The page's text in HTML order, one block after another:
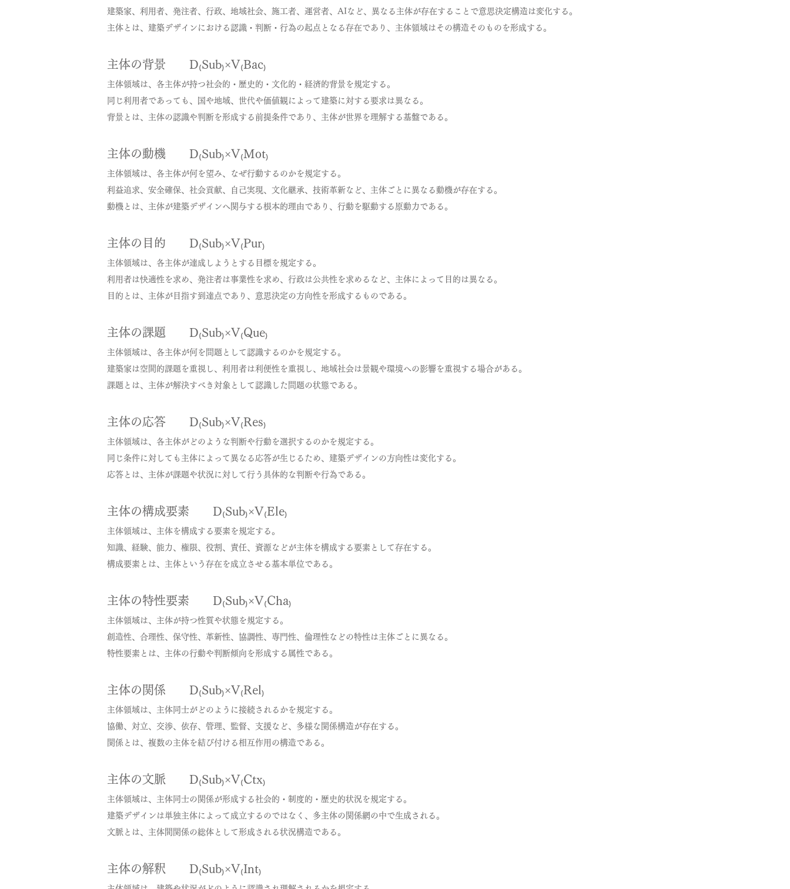
建築家、利用者、発注者、行政、地域社会、施工者、運営者、AIなど、異なる主体が存在することで意思決定構造は変化する。
主体とは、建築デザインにおける認識・判断・行為の起点となる存在であり、主体領域はその構造そのものを形成する。
主体の背景 D₍Sub₎×V₍Bac₎
主体領域は、各主体が持つ社会的・歴史的・文化的・経済的背景を規定する。
同じ利用者であっても、国や地域、世代や価値観によって建築に対する要求は異なる。
背景とは、主体の認識や判断を形成する前提条件であり、主体が世界を理解する基盤である。
主体の動機 D₍Sub₎×V₍Mot₎
主体領域は、各主体が何を望み、なぜ行動するのかを規定する。
利益追求、安全確保、社会貢献、自己実現、文化継承、技術革新など、主体ごとに異なる動機が存在する。
動機とは、主体が建築デザインへ関与する根本的理由であり、行動を駆動する原動力である。
主体の目的 D₍Sub₎×V₍Pur₎
主体領域は、各主体が達成しようとする目標を規定する。
利用者は快適性を求め、発注者は事業性を求め、行政は公共性を求めるなど、主体によって目的は異なる。
目的とは、主体が目指す到達点であり、意思決定の方向性を形成するものである。
主体の課題 D₍Sub₎×V₍Que₎
主体領域は、各主体が何を問題として認識するのかを規定する。
建築家は空間的課題を重視し、利用者は利便性を重視し、地域社会は景観や環境への影響を重視する場合がある。
課題とは、主体が解決すべき対象として認識した問題の状態である。
主体の応答 D₍Sub₎×V₍Res₎
主体領域は、各主体がどのような判断や行動を選択するのかを規定する。
同じ条件に対しても主体によって異なる応答が生じるため、建築デザインの方向性は変化する。
応答とは、主体が課題や状況に対して行う具体的な判断や行為である。
主体の構成要素 D₍Sub₎×V₍Ele₎
主体領域は、主体を構成する要素を規定する。
知識、経験、能力、権限、役割、責任、資源などが主体を構成する要素として存在する。
構成要素とは、主体という存在を成立させる基本単位である。
主体の特性要素 D₍Sub₎×V₍Cha₎
主体領域は、主体が持つ性質や状態を規定する。
創造性、合理性、保守性、革新性、協調性、専門性、倫理性などの特性は主体ごとに異なる。
特性要素とは、主体の行動や判断傾向を形成する属性である。
主体の関係 D₍Sub₎×V₍Rel₎
主体領域は、主体同士がどのように接続されるかを規定する。
協働、対立、交渉、依存、管理、監督、支援など、多様な関係構造が存在する。
関係とは、複数の主体を結び付ける相互作用の構造である。
主体の文脈 D₍Sub₎×V₍Ctx₎
主体領域は、主体同士の関係が形成する社会的・制度的・歴史的状況を規定する。
建築デザインは単独主体によって成立するのではなく、多主体の関係網の中で生成される。
文脈とは、主体間関係の総体として形成される状況構造である。
主体の解釈 D₍Sub₎×V₍Int₎